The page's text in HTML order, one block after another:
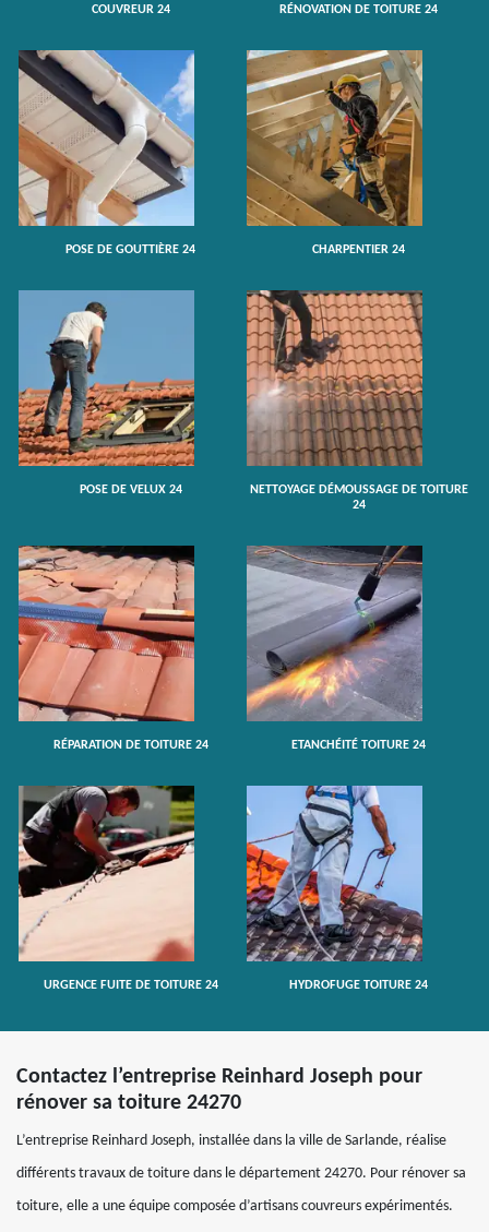
COUVREUR 24 RÉNOVATION DE TOITURE 24
POSE DE GOUTTIÈRE 24 CHARPENTIER 24
POSE DE VELUX 24
NETTOYAGE DÉMOUSSAGE DE TOITURE
24
RÉPARATION DE TOITURE 24 ETANCHÉITÉ TOITURE 24
URGENCE FUITE DE TOITURE 24 HYDROFUGE TOITURE 24
Contactez l’entreprise Reinhard Joseph pour
rénover sa toiture 24270
L’entreprise Reinhard Joseph, installée dans la ville de Sarlande, réalise
différents travaux de toiture dans le département 24270. Pour rénover sa
toiture, elle a une équipe composée d’artisans couvreurs expérimentés.